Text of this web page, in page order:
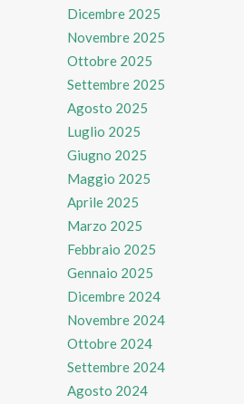
Dicembre 2025
Novembre 2025
Ottobre 2025
Settembre 2025
Agosto 2025
Luglio 2025
Giugno 2025
Maggio 2025
Aprile 2025
Marzo 2025
Febbraio 2025
Gennaio 2025
Dicembre 2024
Novembre 2024
Ottobre 2024
Settembre 2024
Agosto 2024